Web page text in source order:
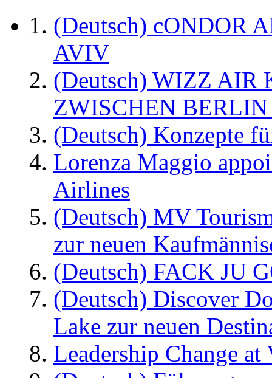
(Deutsch) cONDOR
AVIV
(Deutsch) WIZZ AIR
ZWISCHEN
(Deutsch) Konzepte
Lorenza Maggio
Airlines
(Deutsch) MV
zur neuen
(Deutsch) FACK JU
(Deutsch) Discover
Lake zur neuen
Leadership Change